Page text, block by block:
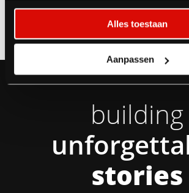
Alles toestaan
Aanpassen
building
stories